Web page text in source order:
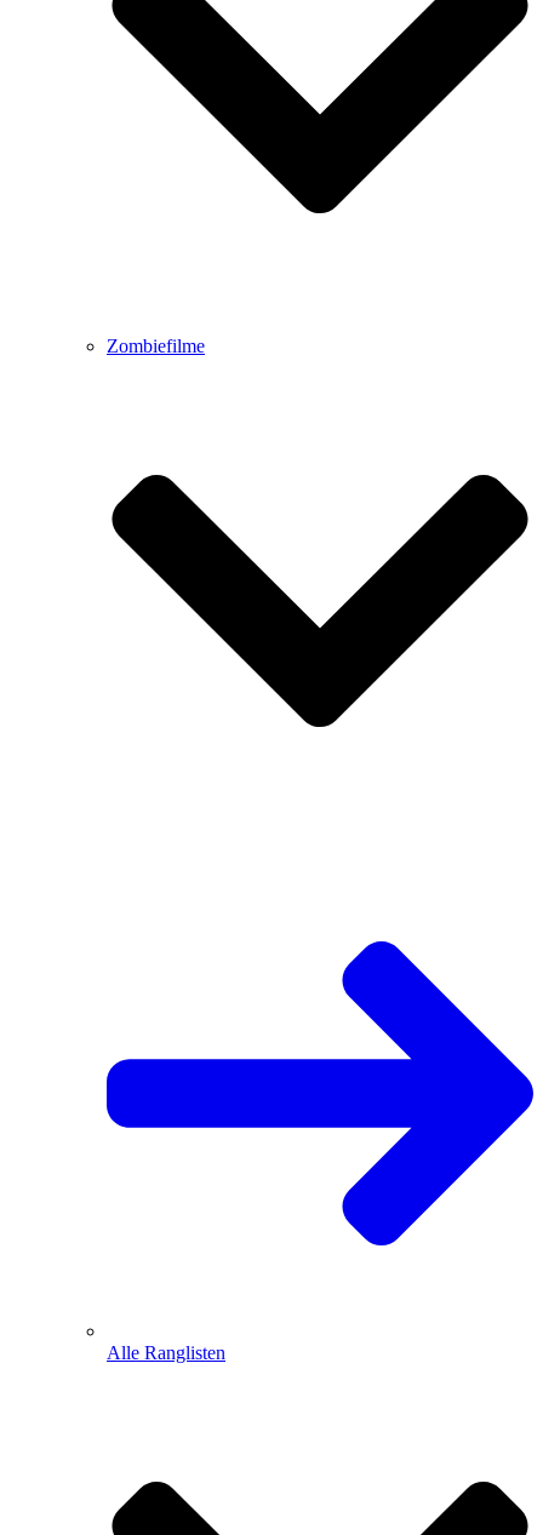
Zombiefilme
Alle Ranglisten